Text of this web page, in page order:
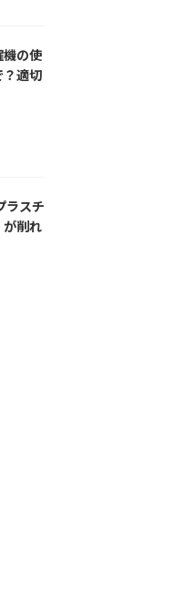
の使
適切
ラスチ
が削れ